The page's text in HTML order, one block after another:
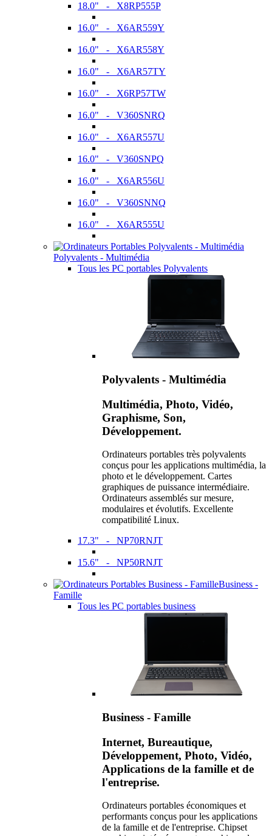
18.0" - X8RP555P
16.0" - X6AR559Y
16.0" - X6AR558Y
16.0" - X6AR57TY
16.0" - X6RP57TW
16.0" - V360SNRQ
16.0" - X6AR557U
16.0" - V360SNPQ
16.0" - X6AR556U
16.0" - V360SNNQ
16.0" - X6AR555U
Polyvalents - Multimédia
Tous les PC portables Polyvalents
Polyvalents - Multimédia
Multimédia, Photo, Vidéo,
Graphisme, Son,
Développement.
Ordinateurs portables très polyvalents
conçus pour les applications multimédia, la
photo et le développement. Cartes
graphiques de puissance intermédiaire.
Ordinateurs assemblés sur mesure,
modulaires et évolutifs. Excellente
compatibilité Linux.
17.3" - NP70RNJT
15.6" - NP50RNJT
Business -
Famille
Tous les PC portables business
Business - Famille
Internet, Bureautique,
Développement, Photo, Vidéo,
Applications de la famille et de
l'entreprise.
Ordinateurs portables économiques et
performants conçus pour les applications
de la famille et de l'entreprise. Chipset